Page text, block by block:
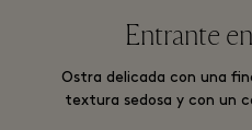
Entrante
Ostra delicada con una
textura sedosa y con un